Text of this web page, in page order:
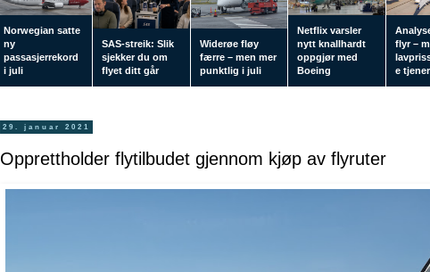
Norwegian satte
ny
passasjerrekord
i juli
SAS-streik: Slik
sjekker du om
flyet ditt går
Widerøe fløy
færre – men mer
punktlig i juli
Netflix varsler
nytt knallhardt
oppgjør med
Boeing
flyr –
e
29. januar 2021
Opprettholder flytilbudet gjennom kjøp av flyruter